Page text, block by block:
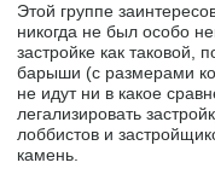
Этой группе
никогда не был особо
застройке как таковой,
барыши (с размерами
не идут ни в какое
легализировать
лоббистов и
камень.